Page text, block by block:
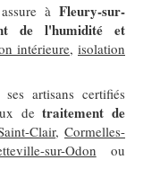
assure à Fleury-sur-
de l'humidité et
intérieure, isolation
artisans certifiés
detraitement de
Clair,Cormelles-
sur-Odon ou